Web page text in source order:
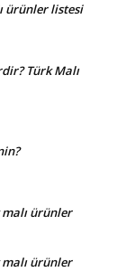
ürünler listesi
Türk Malı
ürünler
ürünler